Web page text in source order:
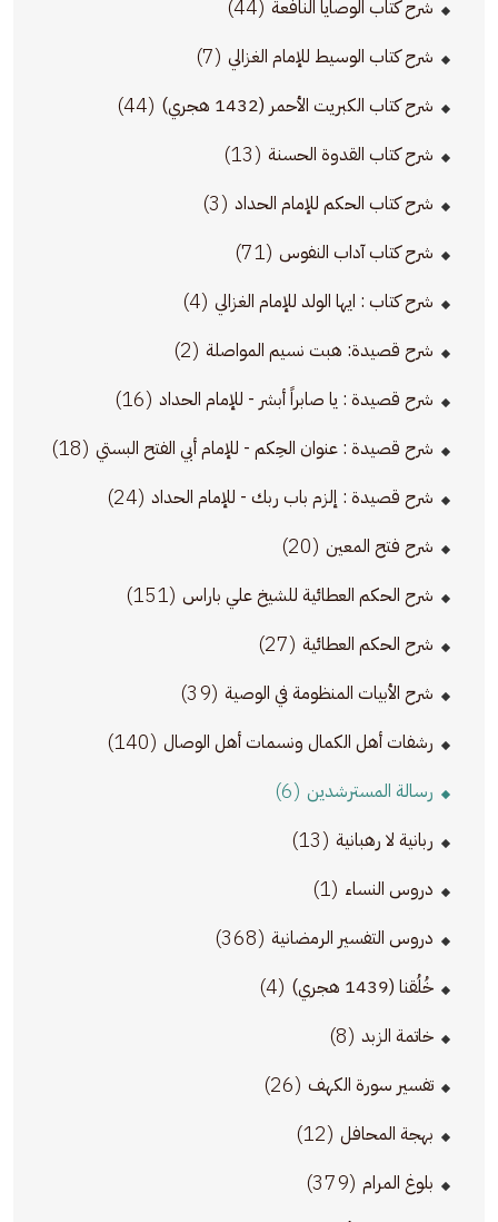
شرح كتاب الوصايا النافعة (44)
شرح كتاب الوسيط للإمام الغزالي (7)
شرح كتاب الكبريت الأحمر (1432 هجري) (44)
شرح كتاب القدوة الحسنة (13)
شرح كتاب الحكم للإمام الحداد (3)
شرح كتاب آداب النفوس (71)
شرح كتاب : ايها الولد للإمام الغزالي (4)
شرح قصيدة: هبت نسيم المواصلة (2)
شرح قصيدة : يا صابراً أبشر - للإمام الحداد (16)
شرح قصيدة : عنوان الحِكم - للإمام أبي الفتح البستي (18)
شرح قصيدة : إلزم باب ربك - للإمام الحداد (24)
شرح فتح المعين (20)
شرح الحكم العطائية للشيخ علي باراس (151)
شرح الحكم العطائية (27)
شرح الأبيات المنظومة في الوصية (39)
رشفات أهل الكمال ونسمات أهل الوصال (140)
رسالة المسترشدين (6)
ربانية لا رهبانية (13)
دروس النساء (1)
دروس التفسير الرمضانية (368)
خُلُقنا (1439 هجري) (4)
خاتمة الزبد (8)
تفسير سورة الكهف (26)
بهجة المحافل (12)
بلوغ المرام (379)